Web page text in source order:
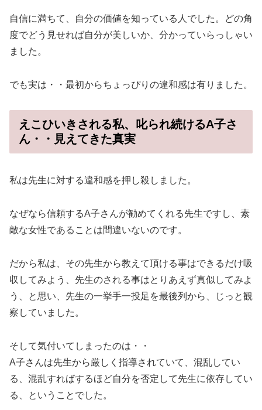
自信に満ちて、自分の価値を知っている人でした。どの角
度でどう見せれば自分が美しいか、分かっていらっしゃい
ました。
でも実は・・最初からちょっぴりの違和感は有りました。
えこひいきされる私、叱られ続けるA子さ
ん・・見えてきた真実
私は先生に対する違和感を押し殺しました。
なぜなら信頼するA子さんが勧めてくれる先生ですし、素
敵な女性であることは間違いないのです。
だから私は、その先生から教えて頂ける事はできるだけ吸
収してみよう、先生のされる事はとりあえず真似してみよ
う、と思い、先生の一挙手一投足を最後列から、じっと観
察していました。
そして気付いてしまったのは・・
A子さんは先生から厳しく指導されていて、混乱してい
る、混乱すればするほど自分を否定して先生に依存してい
る、ということでした。